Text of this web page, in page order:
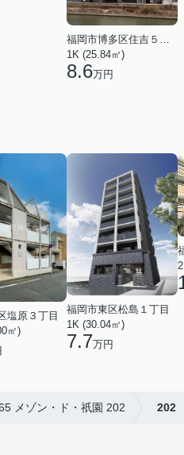
1K (25.84㎡)
8.6万円
塩原３丁目
㎡)
福岡市東区松島１丁目
1K (30.04㎡)
7.7万円
メゾン・ド・祇園 202 202